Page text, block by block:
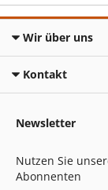
Wir über uns
Kontakt
Newsletter
Nutzen Sie
Abonnenten